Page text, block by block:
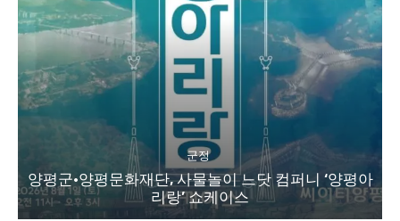
군정
양평군·양평문화재단, 사물놀이 느닷 컴퍼니 ‘양평아
리랑’ 쇼케이스